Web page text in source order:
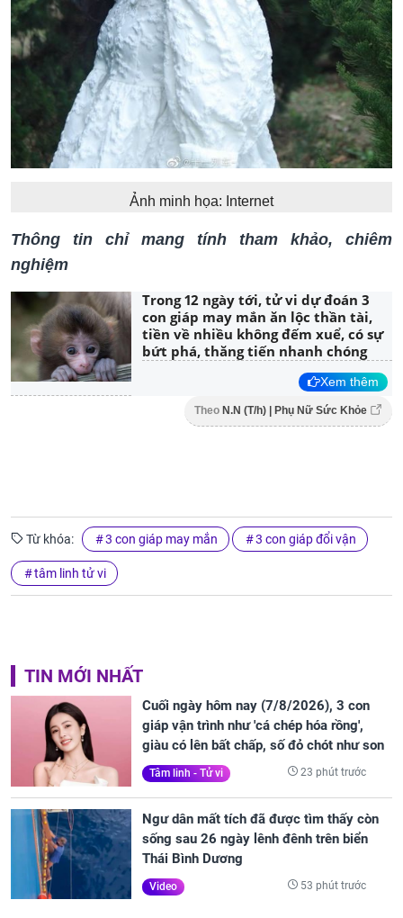
Ảnh minh họa: Internet
Thông tin chỉ mang tính tham khảo, chiêm
nghiệm
Trong 12 ngày tới, tử vi dự đoán 3
con giáp may mắn ăn lộc thần tài,
tiền về nhiều không đếm xuể, có sự
bứt phá, thăng tiến nhanh chóng
Xem thêm
Theo N.N (T/h) | Phụ Nữ Sức Khỏe
Từ khóa: 3 con giáp may mắn 3 con giáp đổi vận
tâm linh tử vi
TIN MỚI NHẤT
Cuối ngày hôm nay (7/8/2026), 3 con
giáp vận trình như 'cá chép hóa rồng',
giàu có lên bất chấp, số đỏ chót như son
Tâm linh - Tử vi 23 phút trước
Ngư dân mất tích đã được tìm thấy còn
sống sau 26 ngày lênh đênh trên biển
Thái Bình Dương
Video 53 phút trước